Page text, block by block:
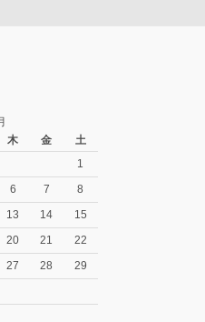
木 金
土
1
6 7
8
13 14
15
20 21
22
27 28
29